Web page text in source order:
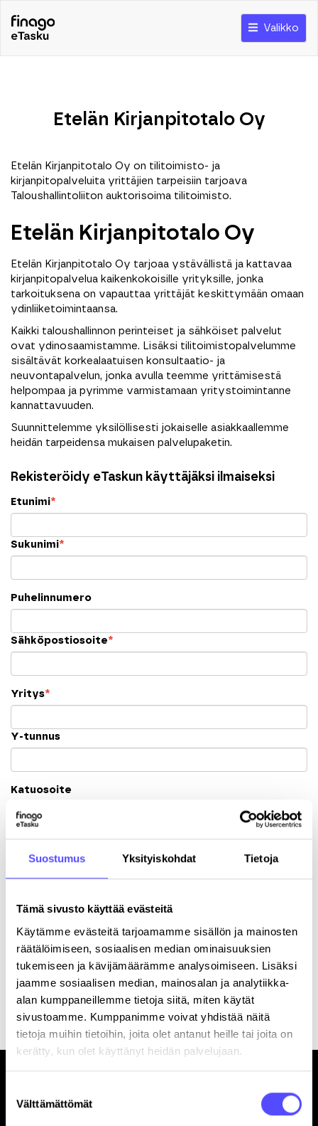
Suostumus Yksityiskohdat Tietoja
Tämä sivusto käyttää evästeitä
Käytämme evästeitä tarjoamamme sisällön ja mainosten
räätälöimiseen, sosiaalisen median ominaisuuksien
tukemiseen ja kävijämäärämme analysoimiseen. Lisäksi
jaamme sosiaalisen median, mainosalan ja analytiikka-
alan kumppaneillemme tietoja siitä, miten käytät
sivustoamme. Kumppanimme voivat yhdistää näitä
tietoja muihin tietoihin, joita olet antanut heille tai joita on
kerätty, kun olet käyttänyt heidän palvelujaan.
valinta
Välttämättömät
Valikko
Etelän Kirjanpitotalo Oy
Etelän Kirjanpitotalo Oy on tilitoimisto- ja
kirjanpitopalveluita yrittäjien tarpeisiin tarjoava
Taloushallintoliiton auktorisoima tilitoimisto.
Etelän Kirjanpitotalo Oy
Etelän Kirjanpitotalo Oy tarjoaa ystävällistä ja kattavaa
kirjanpitopalvelua kaikenkokoisille yrityksille, jonka
tarkoituksena on vapauttaa yrittäjät keskittymään omaan
ydinliiketoimintaansa.
Kaikki taloushallinnon perinteiset ja sähköiset palvelut
ovat ydinosaamistamme. Lisäksi tilitoimistopalvelumme
sisältävät korkealaatuisen konsultaatio- ja
neuvontapalvelun, jonka avulla teemme yrittämisestä
helpompaa ja pyrimme varmistamaan yritystoimintanne
kannattavuuden.
Suunnittelemme yksilöllisesti jokaiselle asiakkaallemme
heidän tarpeidensa mukaisen palvelupaketin.
Rekisteröidy eTaskun käyttäjäksi ilmaiseksi
Etunimi*
Sukunimi*
Puhelinnumero
Sähköpostiosoite*
Yritys*
Y-tunnus
Katuosoite
Kaupunki
Rekisteröitymällä hyväksyt palvelunkäyttöehdot.